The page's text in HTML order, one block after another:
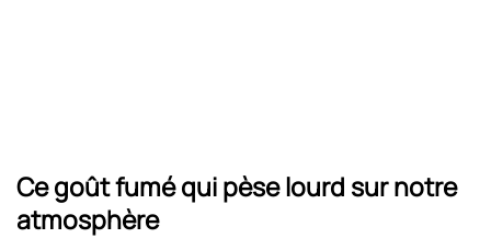
Ce goût fumé qui pèse lourd sur notre
atmosphère